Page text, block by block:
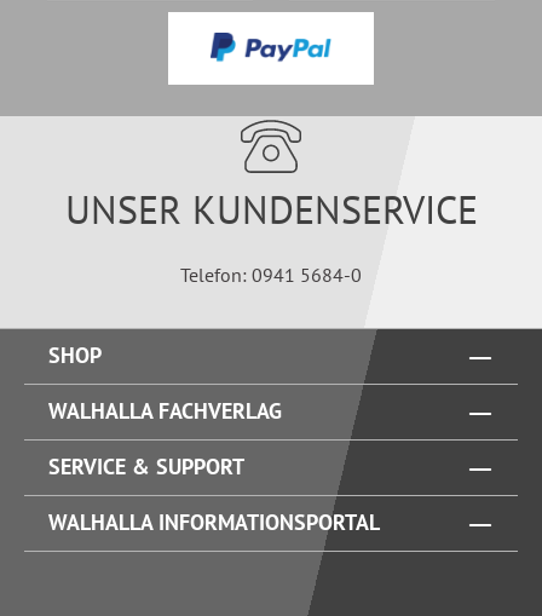
UNSER KUNDENSERVICE
Telefon: 0941 5684-0
SHOP
WALHALLA FACHVERLAG
SERVICE & SUPPORT
WALHALLA INFORMATIONSPORTAL